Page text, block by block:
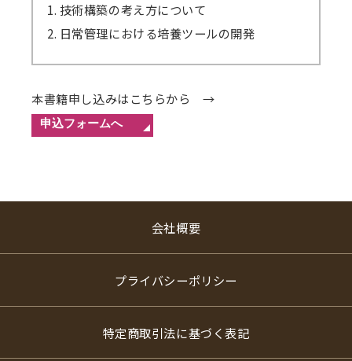
1. 技術構築の考え方について
2. 日常管理における培養ツールの開発
本書籍申し込みはこちらから →
会社概要
プライバシーポリシー
特定商取引法に基づく表記